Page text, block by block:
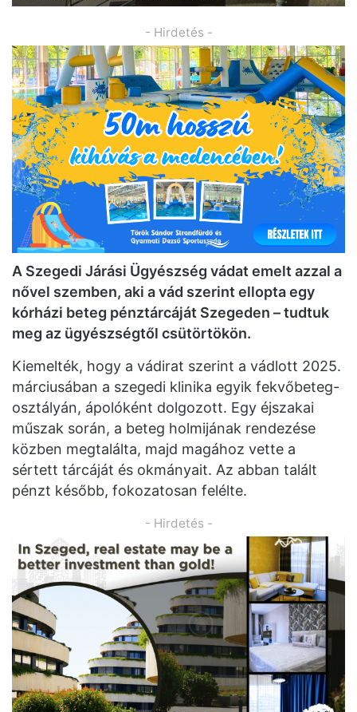
- Hirdetés -
A Szegedi Járási Ügyészség vádat emelt azzal a
nővel szemben, aki a vád szerint ellopta egy
kórházi beteg pénztárcáját Szegeden – tudtuk
meg az ügyészségtől csütörtökön.
Kiemelték, hogy a vádirat szerint a vádlott 2025.
márciusában a szegedi klinika egyik fekvőbeteg-
osztályán, ápolóként dolgozott. Egy éjszakai
műszak során, a beteg holmijának rendezése
közben megtalálta, majd magához vette a
sértett tárcáját és okmányait. Az abban talált
pénzt később, fokozatosan felélte.
- Hirdetés -